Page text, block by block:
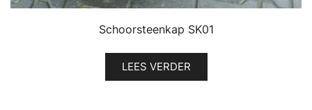
Schoorsteenkap SK01
LEES VERDER